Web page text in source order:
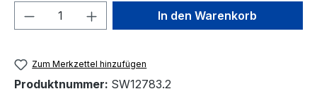
Produkt Anzahl: Gib denIn den Warenkorb
Zum Merkzettel hinzufügen
Produktnummer: SW12783.2